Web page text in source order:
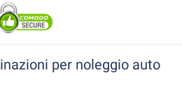
per noleggio auto